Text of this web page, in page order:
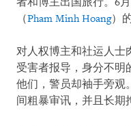
（Pham Minh Hoang）
对人权博主和社运人士
受害者报导，身分不明
他们，警员却袖手旁观
间粗暴审讯，并且长期